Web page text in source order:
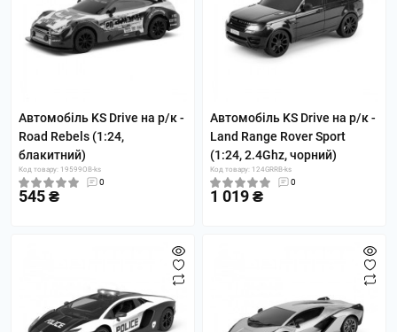
Автомобіль KS Drive на р/к -
Road Rebels (1:24,
блакитний)
Код товару: 19599OB-ks
0
545 ₴
Автомобіль KS Drive на р/к -
Land Range Rover Sport
(1:24, 2.4Ghz, чорний)
Код товару: 124GRRB-ks
0
1 019 ₴